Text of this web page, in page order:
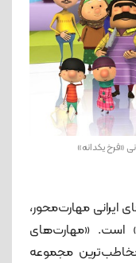
«فرخ یکدانه»
ایرانی مهارت‌محور،
است. «مهارت‌های
مجموعه